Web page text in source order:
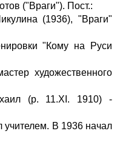
("Враги"). Пост.:
(1936), "Враги"
"Кому на Руси
художественного
(р. 11.XI. 1910) -
учителем. В 1936 начал